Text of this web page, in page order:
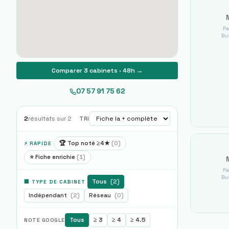
Comparer 3 cabinets · 48h →
07 57 91 75 62
2résultats sur 2 TRI
⚡ RAPIDE 🏆 Top noté ≥4★ (0)
⭐ Fiche enrichie (1)
🏢 TYPE DE CABINET Tous (2)
Indépendant (2) Réseau (0)
NOTE GOOGLE Tous ≥ 3 ≥ 4 ≥ 4.5